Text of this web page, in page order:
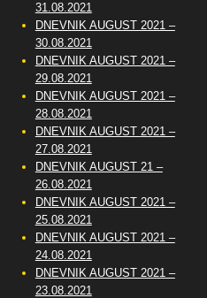
31.08.2021
DNEVNIK AUGUST 2021 –
30.08.2021
DNEVNIK AUGUST 2021 –
29.08.2021
DNEVNIK AUGUST 2021 –
28.08.2021
DNEVNIK AUGUST 2021 –
27.08.2021
DNEVNIK AUGUST 21 –
26.08.2021
DNEVNIK AUGUST 2021 –
25.08.2021
DNEVNIK AUGUST 2021 –
24.08.2021
DNEVNIK AUGUST 2021 –
23.08.2021